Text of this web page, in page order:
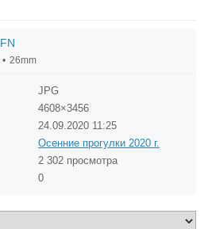
26mm
JPG
4608×3456
24.09.2020 11:25
Осенние прогулки 2020 г.
2 302 просмотра
0